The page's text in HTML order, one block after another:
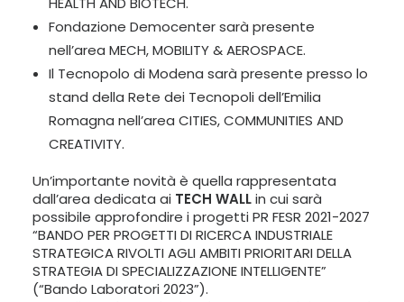
Fondazione Democenter sarà presente
nell’area MECH, MOBILITY & AEROSPACE.
Il Tecnopolo di Modena sarà presente presso lo
stand della Rete dei Tecnopoli dell’Emilia
Romagna nell’area CITIES, COMMUNITIES AND
CREATIVITY.
Un’importante novità è quella rappresentata
dall’area dedicata ai TECH WALLin cui sarà
possibile approfondire i progetti PR FESR 2021-2027
“BANDO PER PROGETTI DI RICERCA INDUSTRIALE
STRATEGICA RIVOLTI AGLI AMBITI PRIORITARI DELLA
STRATEGIA DI SPECIALIZZAZIONE INTELLIGENTE”
(“Bando Laboratori 2023”).